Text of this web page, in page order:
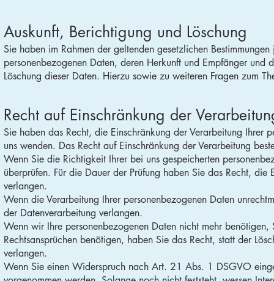
Auskunft, Berichtigung und Löschung
Sie haben im Rahmen der geltenden gesetzlichen
personenbezogenen Daten, deren Herkunft und Empfänger
Löschung dieser Daten. Hierzu sowie zu weiteren Fragen zum
Recht auf Einschränkung der
Sie haben das Recht, die Einschränkung der Verarbeitung Ihrer
uns wenden. Das Recht auf Einschränkung der Verarbeitung
Wenn Sie die Richtigkeit Ihrer bei uns gespeicherten
überprüfen. Für die Dauer der Prüfung haben Sie das Recht,
verlangen.
Wenn die Verarbeitung Ihrer personenbezogenen Daten
der Datenverarbeitung verlangen.
Wenn wir Ihre personenbezogenen Daten nicht mehr
Rechtsansprüchen benötigen, haben Sie das Recht, statt der
verlangen.
Wenn Sie einen Widerspruch nach Art. 21 Abs. 1 DSGVO